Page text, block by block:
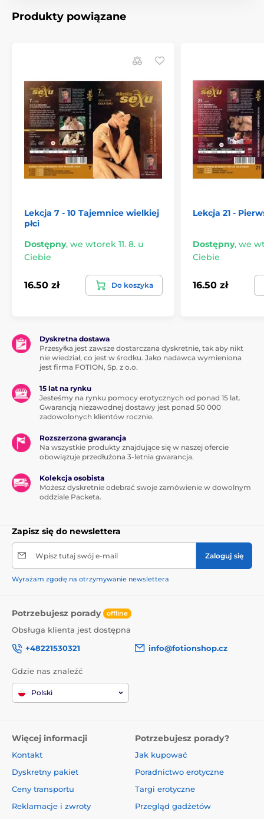
Produkty powiązane
Lekcja 7 - 10 Tajemnice wielkiej
płci
Dostępny, we wtorek 11. 8. u
Ciebie
16.50 zł Do koszyka
Lekcja 21 -
Dostępny, we
Ciebie
16.50 zł
Dyskretna dostawa
Przesyłka jest zawsze dostarczana dyskretnie, tak aby nikt
nie wiedział, co jest w środku. Jako nadawca wymieniona
jest firma FOTION, Sp. z o.o.
15 lat na rynku
Jesteśmy na rynku pomocy erotycznych od ponad 15 lat.
Gwarancją niezawodnej dostawy jest ponad 50 000
zadowolonych klientów rocznie.
Rozszerzona gwarancja
Na wszystkie produkty znajdujące się w naszej ofercie
obowiązuje przedłużona 3-letnia gwarancja.
Kolekcja osobista
Możesz dyskretnie odebrać swoje zamówienie w dowolnym
oddziale Packeta.
Zapisz się do newslettera
Wpisz tutaj swój e-mail Zaloguj się
Wyrażam zgodę na otrzymywanie newslettera
Potrzebujesz porady offline
Obsługa klienta jest dostępna
+48221530321
info@fotionshop.cz
Gdzie nas znaleźć
Polski
Więcej informacji
Kontakt
Dyskretny pakiet
Ceny transportu
Reklamacje i zwroty
Potrzebujesz porady?
Jak kupować
Poradnictwo erotyczne
Targi erotyczne
Przegląd gadżetów